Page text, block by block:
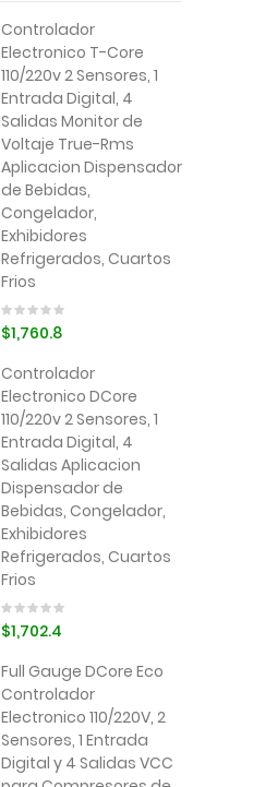
Controlador
Electronico T-Core
110/220v 2 Sensores, 1
Entrada Digital, 4
Salidas Monitor de
Voltaje True-Rms
Aplicacion Dispensador
de Bebidas,
Congelador,
Exhibidores
Refrigerados, Cuartos
Frios
$1,760.8
Controlador
Electronico DCore
110/220v 2 Sensores, 1
Entrada Digital, 4
Salidas Aplicacion
Dispensador de
Bebidas, Congelador,
Exhibidores
Refrigerados, Cuartos
Frios
$1,702.4
Full Gauge DCore Eco
Controlador
Electronico 110/220V, 2
Sensores, 1 Entrada
Digital y 4 Salidas VCC